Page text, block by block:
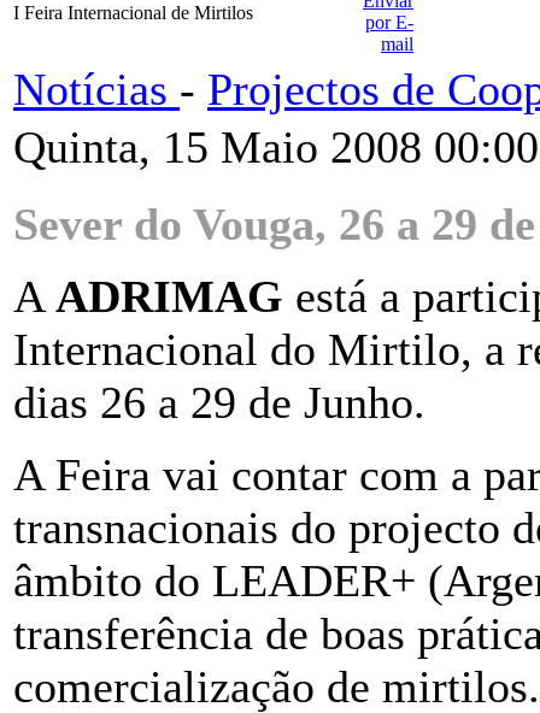
I Feira Internacional de Mirtilos
Notícias - Projectos de
Quinta, 15 Maio 2008 00:00
Sever do Vouga, 26 a 29
A ADRIMAG está a
Internacional do Mirtilo, a
dias 26 a 29 de Junho.
A Feira vai contar com a
transnacionais do projecto
âmbito do LEADER+
transferência de boas
comercialização de mirtilos.